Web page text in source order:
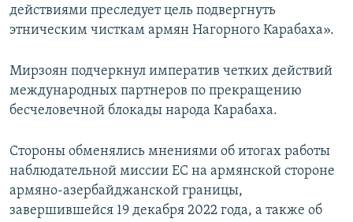
действиями преследует цель подвергнуть
этническим чисткам армян Нагорного Карабаха».
Мирзоян подчеркнул императив четких действий
международных партнеров по прекращению
бесчеловечной блокады народа Карабаха.
Стороны обменялись мнениями об итогах работы
наблюдательной миссии ЕС на армянской стороне
армяно-азербайджанской границы,
завершившейся 19 декабря 2022 года, а также об